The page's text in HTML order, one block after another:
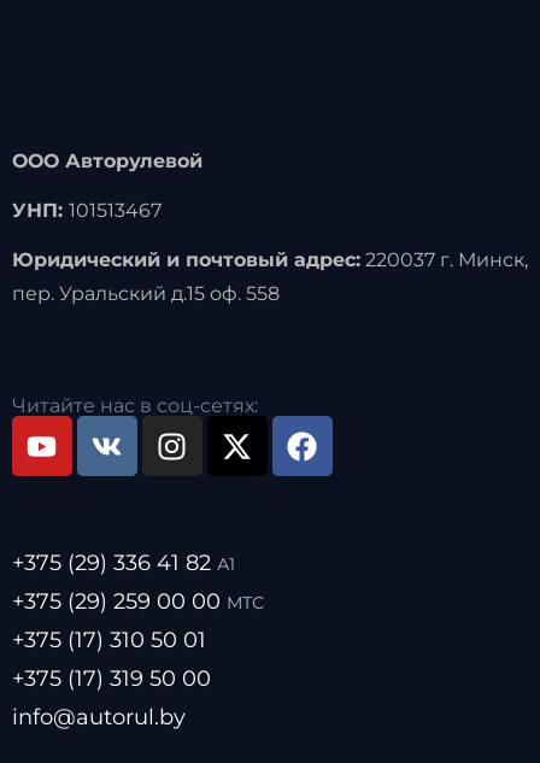
ООО Авторулевой
УНП: 101513467
Юридический и почтовый адрес:220037 г. Минск,
пер. Уральский д.15 оф. 558
Читайте нас в соц-сетях:
+375 (29) 336 41 82 А1
+375 (29) 259 00 00 МТС
+375 (17) 310 50 01
+375 (17) 319 50 00
info@autorul.by